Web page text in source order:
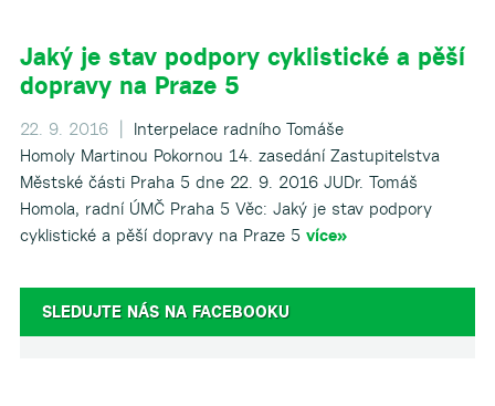
Jaký je stav podpory cyklistické a pěší
dopravy na Praze 5
22. 9. 2016 |
Interpelace radního Tomáše
Homoly Martinou Pokornou 14. zasedání Zastupitelstva
Městské části Praha 5 dne 22. 9. 2016 JUDr. Tomáš
Homola, radní ÚMČ Praha 5 Věc: Jaký je stav podpory
cyklistické a pěší dopravy na Praze 5 více»
SLEDUJTE NÁS NA FACEBOOKU